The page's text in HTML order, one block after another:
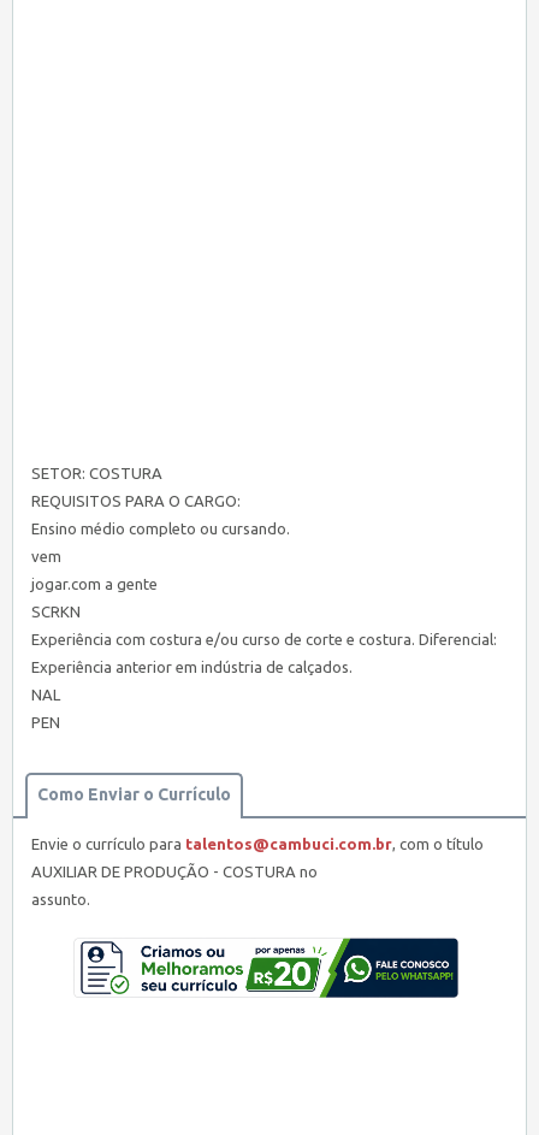
SETOR: COSTURA
REQUISITOS PARA O CARGO:
Ensino médio completo ou cursando.
vem
jogar.com a gente
SCRKN
Experiência com costura e/ou curso de corte e costura. Diferencial:
Experiência anterior em indústria de calçados.
NAL
PEN
Como Enviar o Currículo
Envie o currículo para talentos@cambuci.com.br, com o título
AUXILIAR DE PRODUÇÃO - COSTURA no
assunto.